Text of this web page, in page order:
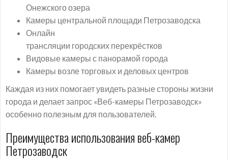
Онежского озера
Камеры центральной площади Петрозаводска
Онлайн
трансляции городских перекрёстков
Видовые камеры с панорамой города
Камеры возле торговых и деловых центров
Каждая из них помогает увидеть разные стороны жизни
города и делает запрос «Веб-камеры Петрозаводск»
особенно полезным для пользователей.
Преимущества использования веб-камер
Петрозаводск